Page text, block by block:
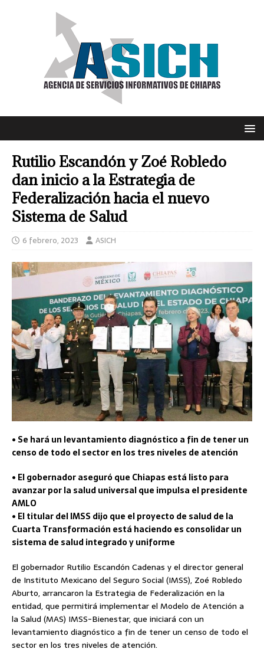
Rutilio Escandón y Zoé Robledo
dan inicio a la Estrategia de
Federalización hacia el nuevo
Sistema de Salud
6 febrero, 2023 ASICH
• Se hará un levantamiento diagnóstico a fin de tener un
censo de todo el sector en los tres niveles de atención
• El gobernador aseguró que Chiapas está listo para
avanzar por la salud universal que impulsa el presidente
AMLO
• El titular del IMSS dijo que el proyecto de salud de la
Cuarta Transformación está haciendo es consolidar un
sistema de salud integrado y uniforme
El gobernador Rutilio Escandón Cadenas y el director general
de Instituto Mexicano del Seguro Social (IMSS), Zoé Robledo
Aburto, arrancaron la Estrategia de Federalización en la
entidad, que permitirá implementar el Modelo de Atención a
la Salud (MAS) IMSS-Bienestar, que iniciará con un
levantamiento diagnóstico a fin de tener un censo de todo el
sector en los tres niveles de atención.